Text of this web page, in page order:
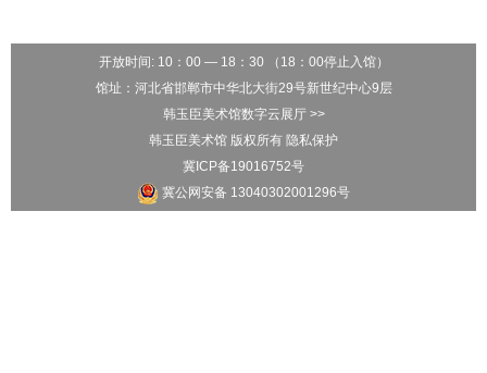
开放时间: 10：00 — 18：30 （18：00停止入馆）
馆址：河北省邯郸市中华北大街29号新世纪中心9层
韩玉臣美术馆数字云展厅 >>
韩玉臣美术馆 版权所有 隐私保护
冀ICP备19016752号
冀公网安备 13040302001296号